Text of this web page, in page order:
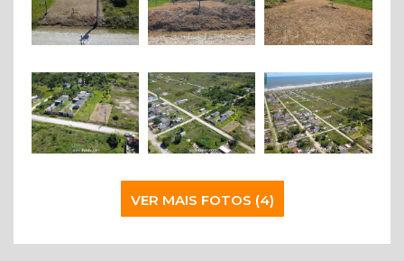
VER MAIS FOTOS (4)